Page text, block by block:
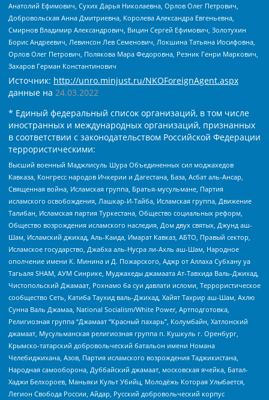
Анатолий Ефимович, Сухих Дарья Николаевна, Орлов Олег Петрович,
Добровольская Анна Дмитриевна, Королева Александра Евгеньевна,
Смирнов Владимир Александрович, Вицин Сергей Ефимович, Золотухин
Борис Андреевич, Левинсон Лев Семенович, Локшина Татьяна Иосифовна,
Орлов Олег Петрович, Полякова Мара Федоровна, Резник Генри Маркович,
Захаров Герман Константинович
Источник: http://unro.minjust.ru/NKOForeignAgent.aspx
данные на 24.03.2022
* Единый федеральный список организаций, в том числе
иностранных и международных организаций, признанных
в соответствии с законодательством Российской Федерации
террористическими:
Высший военный Маджлисуль Шура Объединенных сил моджахедов
Кавказа, Конгресс народов Ичкерии и Дагестана, База, Асбат аль-Ансар,
Священная война, Исламская группа, Братья-мусульмане, Партия
исламского освобождения, Лашкар-И-Тайба, Исламская группа, Движение
Талибан, Исламская партия Туркестана, Общество социальных реформ,
Общество возрождения исламского наследия, Дом двух святых, Джунд аш-
Шам, Исламский джихад, Аль-Каида, Имарат Кавказ, АБТО, Правый сектор,
Исламское государство, Джабха аль-Нусра ли-Ахль аш-Шам, Народное
ополчение имени К. Минина и Д. Пожарского, Аджр от Аллаха Субхану уа
Тагьаля SHAM, АУМ Синрике, Муджахеды джамаата Ат-Тавхида Валь-Джихад,
Чистопольский Джамаат, Рохнамо ба суи давлати исломи, Террористическое
сообщество Сеть, Катиба Таухид валь-Джихад, Хайят Тахрир аш-Шам, Ахлю
Сунна Валь Джамаа, National Socialism/White Power, Артподготовка,
Религиозная группа “Джамаат “Красный пахарь”, Колумбайн, Хатлонский
джамаат, Мусульманская религиозная группа п. Кушкуль г. Оренбург,
Крымско-татарский добровольческий батальон имени Номана
Челебиджихана, Азов, Партия исламского возрождения Таджикистана,
Народная самооборона, Дуббайский джамаат, московская ячейка, Батал-
Хаджи Белхороев, Маньяки Культ Убийц, Молодёжь Которая Улыбается,
Легион Свобода России, Айдар, Русский добровольческий корпус